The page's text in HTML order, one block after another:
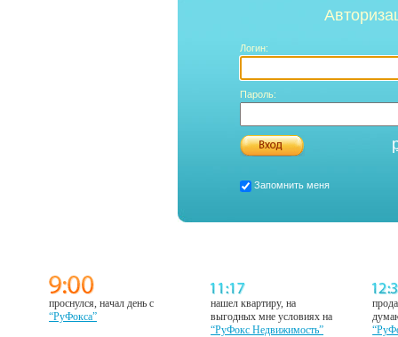
Логин:
Пароль:
Запомнить меня
проснулся, начал день с
“РуФокса”
нашел квартиру, на
выгодных мне условиях на
“РуФокс Недвижимость”